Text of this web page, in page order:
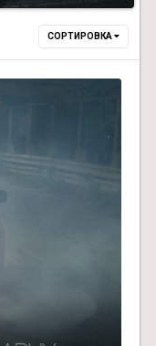
СОРТИРОВКА